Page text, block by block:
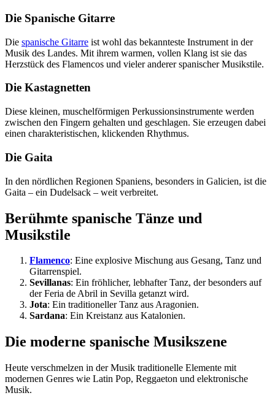
Die Spanische Gitarre
Die spanische Gitarre ist wohl das bekannteste Instrument in der
Musik des Landes. Mit ihrem warmen, vollen Klang ist sie das
Herzstück des Flamencos und vieler anderer spanischer Musikstile.
Die Kastagnetten
Diese kleinen, muschelförmigen Perkussionsinstrumente werden
zwischen den Fingern gehalten und geschlagen. Sie erzeugen dabei
einen charakteristischen, klickenden Rhythmus.
Die Gaita
In den nördlichen Regionen Spaniens, besonders in Galicien, ist die
Gaita – ein Dudelsack – weit verbreitet.
Berühmte spanische Tänze und
Musikstile
Flamenco: Eine explosive Mischung aus Gesang, Tanz und
Gitarrenspiel.
Sevillanas: Ein fröhlicher, lebhafter Tanz, der besonders auf
der Feria de Abril in Sevilla getanzt wird.
Jota: Ein traditioneller Tanz aus Aragonien.
Sardana: Ein Kreistanz aus Katalonien.
Die moderne spanische Musikszene
Heute verschmelzen in der Musik traditionelle Elemente mit
modernen Genres wie Latin Pop, Reggaeton und elektronische
Musik.